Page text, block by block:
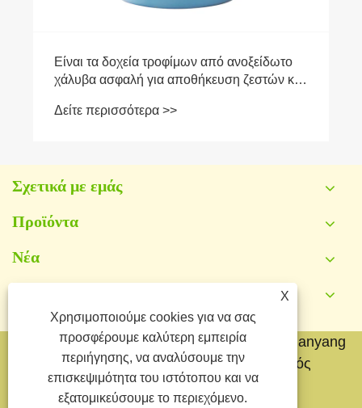
Είναι τα δοχεία τροφίμων από ανοξείδωτο
χάλυβα ασφαλή για αποθήκευση ζεστών και
Δείτε περισσότερα >>
Σχετικά με εμάς
Προϊόντα
Νέα
Πνευματικά δικαιώματα © 2026 Yongkang Jianyang
Metal Co.,Ltd. Με την επιφύλαξη παντός
δικαιώματος.
X
Χρησιμοποιούμε cookies για να σας
προσφέρουμε καλύτερη εμπειρία
περιήγησης, να αναλύσουμε την
επισκεψιμότητα του ιστότοπου και να
εξατομικεύσουμε το περιεχόμενο.